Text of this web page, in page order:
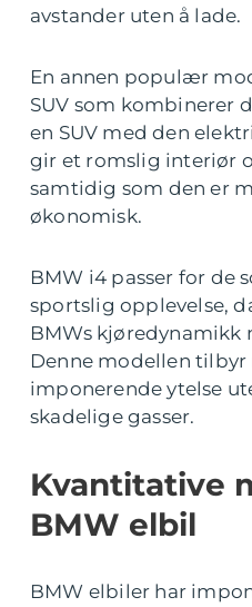
avstander uten å lade.
En annen populær
SUV som kombinerer
en SUV med den
gir et romslig interiør
samtidig som den er
økonomisk.
BMW i4 passer for de
sportslig opplevelse,
BMWs kjøredynamikk
Denne modellen tilbyr
imponerende ytelse
skadelige gasser.
Kvantitative
BMW elbil
BMW elbiler har